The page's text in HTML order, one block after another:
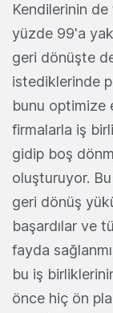
Kendilerinin de
yüzde 99'a
geri dönüşte
istediklerinde
bunu optimize
firmalarla iş
gidip boş
oluşturuyor.
geri dönüş
başardılar ve
fayda
bu iş
önce hiç ön